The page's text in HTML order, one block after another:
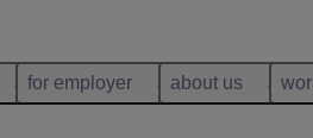
for employer about us